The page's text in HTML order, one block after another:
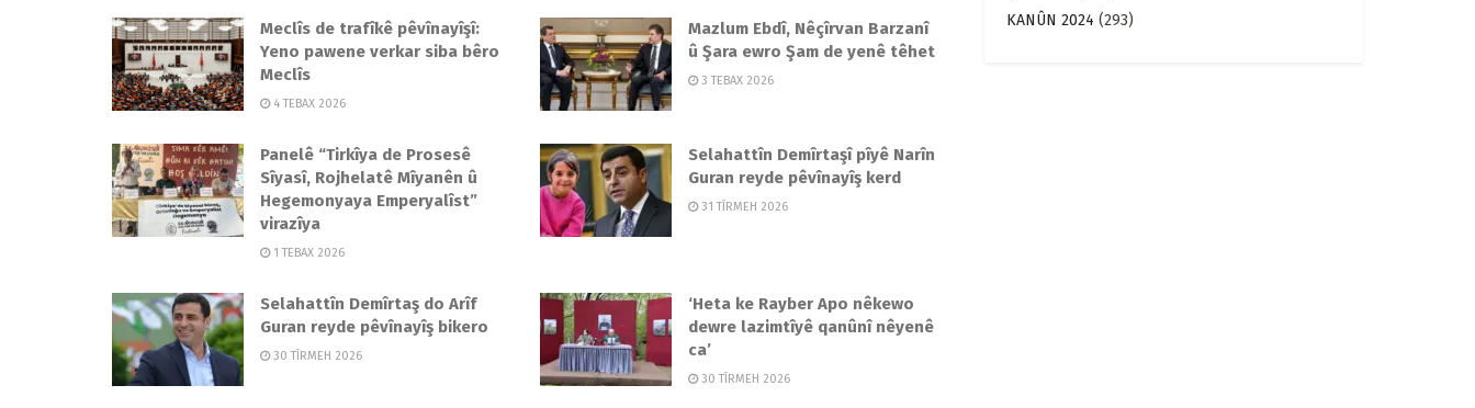
Meclîs de trafîkê pêvînayîşî:
Yeno pawene verkar siba bêro
Meclîs
4 TEBAX 2026
Mazlum Ebdî, Nêçîrvan Barzanî
û Şara ewro Şam de yenê têhet
3 TEBAX 2026
Panelê “Tirkîya de Prosesê
Sîyasî, Rojhelatê Mîyanên û
Hegemonyaya Emperyalîst”
virazîya
1 TEBAX 2026
Selahattîn Demîrtaşî pîyê Narîn
Guran reyde pêvînayîş kerd
31 TÎRMEH 2026
Selahattîn Demîrtaş do Arîf
Guran reyde pêvînayîş bikero
30 TÎRMEH 2026
‘Heta ke Rayber Apo nêkewo
dewre lazimtîyê qanûnî nêyenê
ca’
30 TÎRMEH 2026
KANÛN 2024 (293)